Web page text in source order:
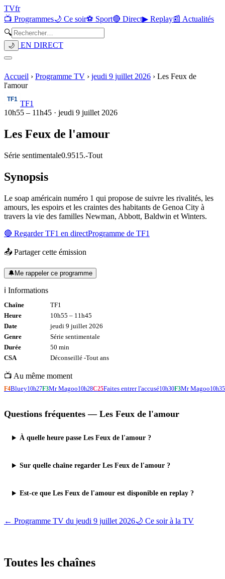
TVfr
📺 Programmes🌙 Ce soir⚽ Sport🔴 Direct▶ Replay📰 Actualités
🔍
🌙 EN DIRECT
Accueil › Programme TV › jeudi 9 juillet 2026 › Les Feux de
l'amour
TF1
10h55 – 11h45 · jeudi 9 juillet 2026
Les Feux de l'amour
Série sentimentale0.9515.-Tout
Synopsis
Le soap américain numéro 1 qui propose de suivre les rivalités, les
amours, les espoirs et les craintes des habitants de Genoa City à
travers la vie des familles Newman, Abbott, Baldwin et Winters.
🔴 RegarderTF1 en directProgramme de TF1
📤 Partager cette émission
🔔Me rappeler ce programme
ℹ️ Informations
Chaîne
TF1
Heure
10h55 – 11h45
Date
jeudi 9 juillet 2026
Genre
Série sentimentale
Durée
50 min
CSA
Déconseillé -Tout ans
📺 Au même moment
F4Bluey10h27F3Mr Magoo10h28C25Faites entrer l'accusé10h30F3Mr Magoo10h35
Questions fréquentes — Les Feux de l'amour
À quelle heure passe Les Feux de l'amour ?
Sur quelle chaîne regarder Les Feux de l'amour ?
Est-ce que Les Feux de l'amour est disponible en replay ?
← Programme TV du jeudi 9 juillet 2026🌙 Ce soir à la TV
Toutes les chaînes